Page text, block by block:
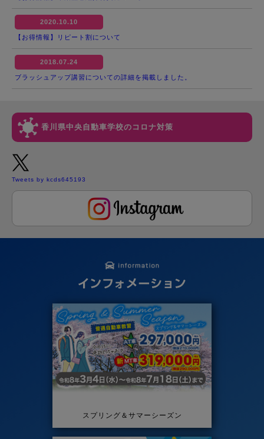
2020.10.10
【お得情報】リピート割について
2018.07.24
ブラッシュアップ講習についての詳細を掲載しました。
香川県中央自動車学校のコロナ対策
Tweets by kcds645193
スプリング＆サマーシーズン